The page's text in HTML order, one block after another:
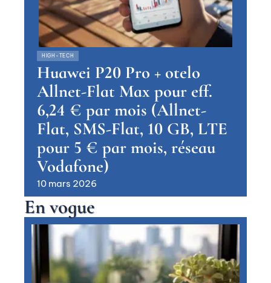
HIGH-TECH
Huawei P20 Pro + otelo
Allnet-Flat Max pour eff.
6,24 € par mois (Allnet-
Flat, SMS-Flat, 10 GB, LTE
pour 5 € par mois, réseau
Vodafone)
10 mars 2026
En vogue